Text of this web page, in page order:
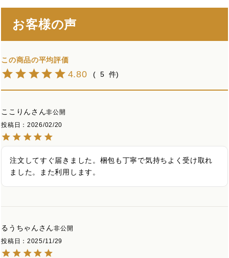
お客様の声
4.80 5
ここりん
非公開
投稿日
2026/02/20
注文してすぐ届きました。梱包も丁寧で気持ちよく受け取れ
ました。また利用します。
るうちゃん
非公開
投稿日
2025/11/29